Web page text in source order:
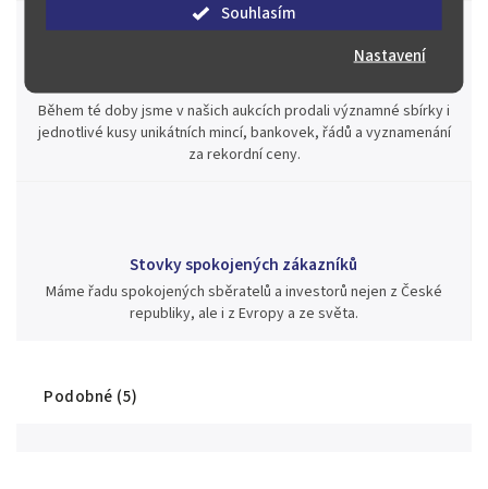
Souhlasím
Nastavení
Během té doby jsme v našich aukcích prodali významné sbírky i
jednotlivé kusy unikátních mincí, bankovek, řádů a vyznamenání
za rekordní ceny.
Stovky spokojených zákazníků
Máme řadu spokojených sběratelů a investorů nejen z České
republiky, ale i z Evropy a ze světa.
Podobné (5)